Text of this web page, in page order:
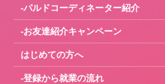
-パルドコーディネーター紹介
-お友達紹介キャンペーン
はじめての方へ
-登録から就業の流れ